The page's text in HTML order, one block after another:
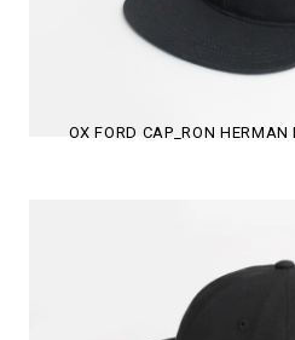
OX FORD CAP_RON